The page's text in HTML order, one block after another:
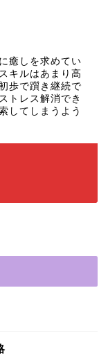
癒しを求めてい
キルはあまり高
歩で躓き継続で
トレス解消でき
してしまうよう